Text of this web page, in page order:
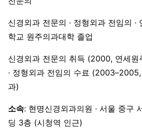
신경외과 전문의 · 정형외과 전임의 ·
학교 원주의과대학 졸업
신경외과 전문의 취득 (2000, 연세원
· 정형외과 전임의 수료
과)
소속: 현명신경외과의원 · 서울 중구
딩 3층 (시청역 인근)